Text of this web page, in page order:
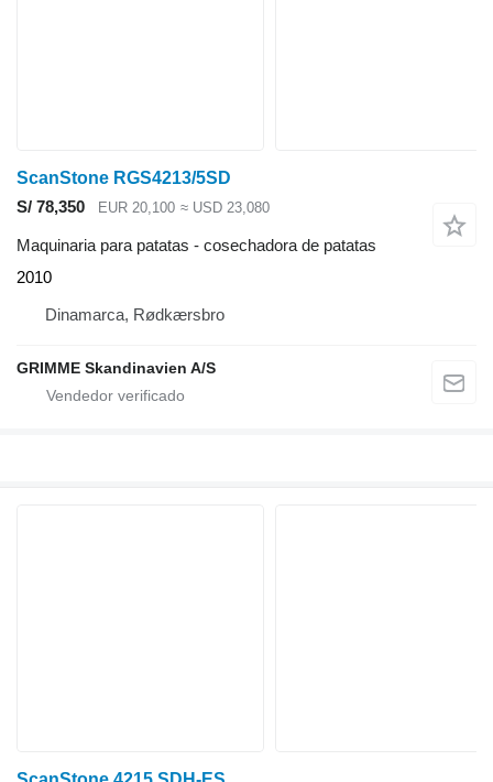
ScanStone RGS4213/5SD
S/ 78,350
EUR 20,100 ≈ USD 23,080
Maquinaria para patatas - cosechadora de patatas
2010
Dinamarca, Rødkærsbro
GRIMME Skandinavien A/S